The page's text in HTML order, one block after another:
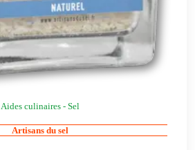
Aides culinaires - Sel
Artisans du sel